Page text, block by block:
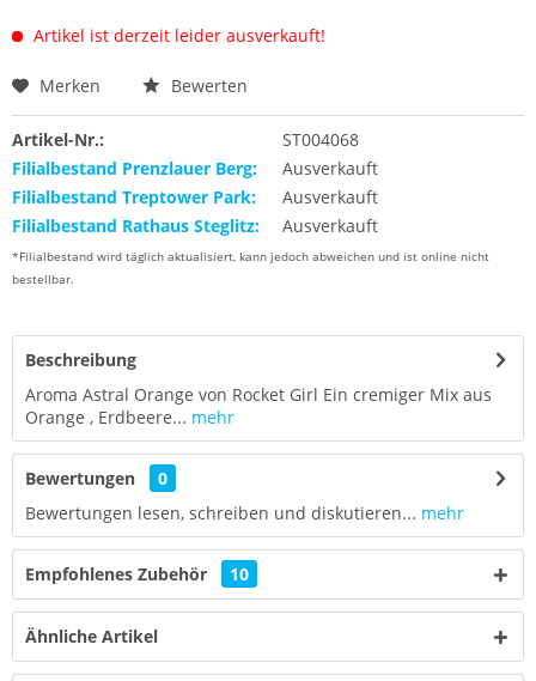
Artikel ist derzeit leider ausverkauft!
Merken Bewerten
Artikel-Nr.:
ST004068
Filialbestand Prenzlauer Berg:
Ausverkauft
Filialbestand Treptower Park:
Ausverkauft
Filialbestand Rathaus Steglitz:
Ausverkauft
*Filialbestand wird täglich aktualisiert, kann jedoch abweichen und ist online nicht
bestellbar.
Beschreibung
Aroma Astral Orange von Rocket Girl Ein cremiger Mix aus
Orange , Erdbeere... mehr
Bewertungen
0
Bewertungen lesen, schreiben und diskutieren... mehr
Empfohlenes Zubehör 10
Ähnliche Artikel